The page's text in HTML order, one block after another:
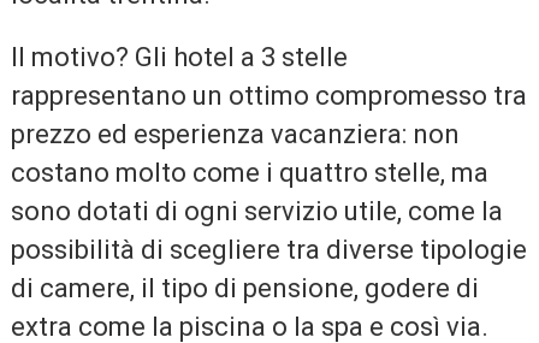
Il motivo? Gli hotel a 3 stelle
rappresentano un ottimo compromesso tra
prezzo ed esperienza vacanziera: non
costano molto come i quattro stelle, ma
sono dotati di ogni servizio utile, come la
possibilità di scegliere tra diverse tipologie
di camere, il tipo di pensione, godere di
extra come la piscina o la spa e così via.